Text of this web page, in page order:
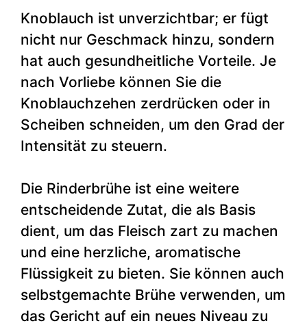
Knoblauch ist unverzichtbar; er fügt
nicht nur Geschmack hinzu, sondern
hat auch gesundheitliche Vorteile. Je
nach Vorliebe können Sie die
Knoblauchzehen zerdrücken oder in
Scheiben schneiden, um den Grad der
Intensität zu steuern.
Die Rinderbrühe ist eine weitere
entscheidende Zutat, die als Basis
dient, um das Fleisch zart zu machen
und eine herzliche, aromatische
Flüssigkeit zu bieten. Sie können auch
selbstgemachte Brühe verwenden, um
das Gericht auf ein neues Niveau zu